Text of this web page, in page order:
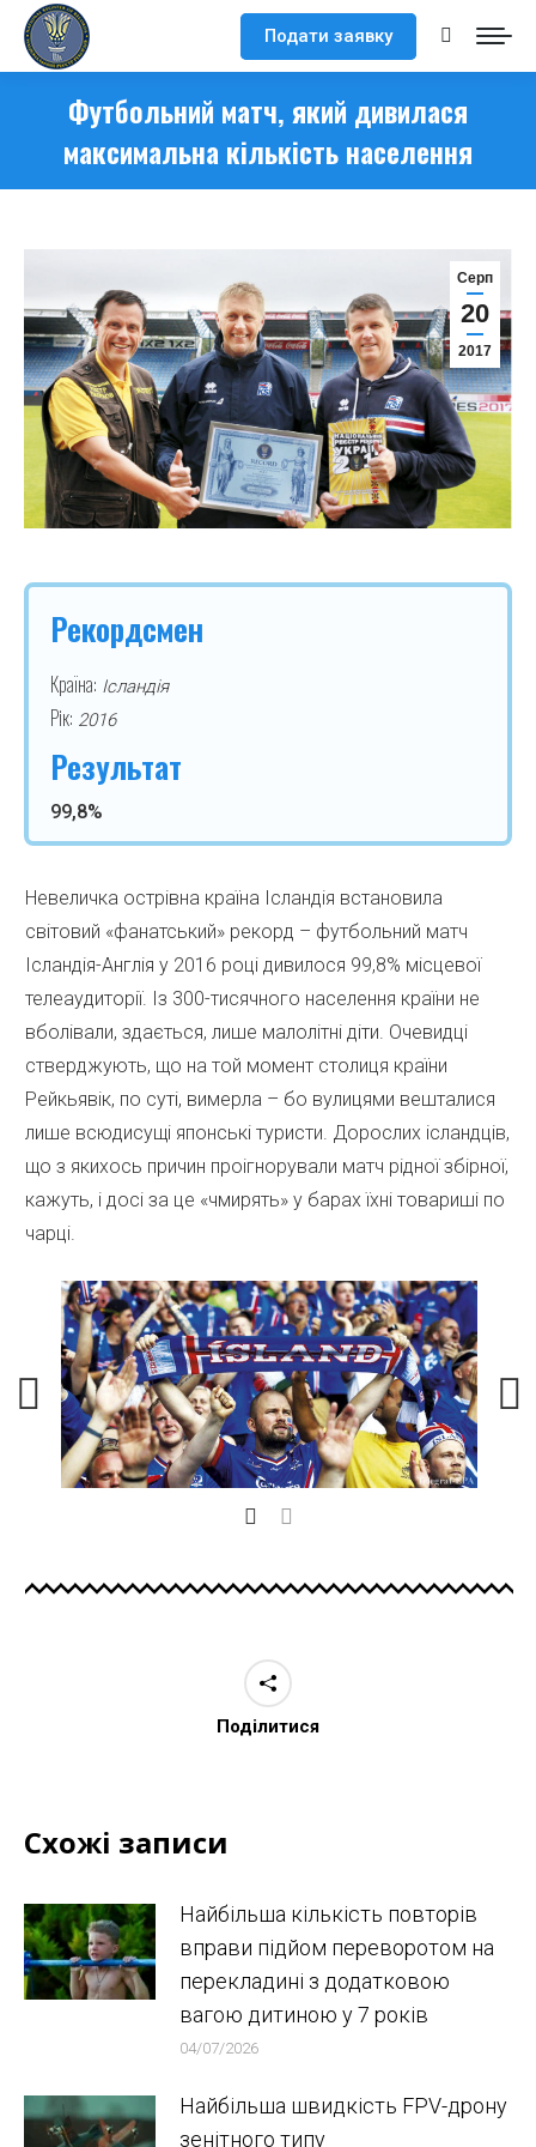
Подати заявку Search:
Футбольний матч, який дивилася
максимальна кількість населення
Серп
20
2017
Рекордсмен
Країна: Ісландія
Рік: 2016
Результат
99,8%
Невеличка острівна країна Ісландія встановила
світовий «фанатський» рекорд – футбольний матч
Ісландія-Англія у 2016 році дивилося 99,8% місцевої
телеаудиторії. Із 300-тисячного населення країни не
вболівали, здається, лише малолітні діти. Очевидці
стверджують, що на той момент столиця країни
Рейкьявік, по суті, вимерла – бо вулицями вешталися
лише всюдисущі японські туристи. Дорослих ісландців,
що з якихось причин проігнорували матч рідної збірної,
кажуть, і досі за це «чмирять» у барах їхні товариші по
чарці.
Поділитися
Схожі записи
Найбільша кількість повторів
вправи підйом переворотом на
перекладині з додатковою
вагою дитиною у 7 років
04/07/2026
Найбільша швидкість FPV-дрону
зенітного типу